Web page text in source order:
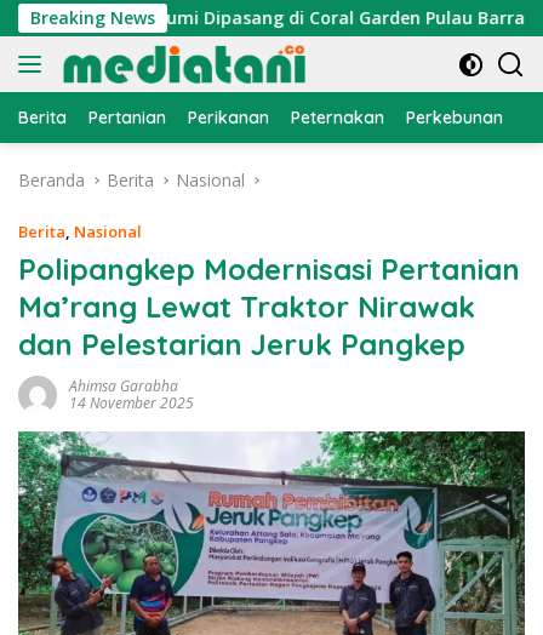
Langsung
ke
konten
Breaking News
Cumi Dipasang di Coral Garden Pulau Barrang Caddi
Berita Pertanian Perikanan Peternakan Perkebunan
Beranda Berita Nasional
Berita, Nasional
Polipangkep Modernisasi Pertanian
Ma’rang Lewat Traktor Nirawak
dan Pelestarian Jeruk Pangkep
Ahimsa Garabha
14 November 2025